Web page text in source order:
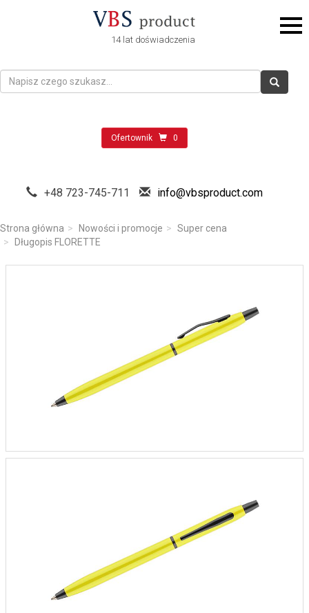
14 lat doświadczenia
Ofertownik 0
+48 723-745-711 info@vbsproduct.com
Strona główna Nowości i promocje
Super cena
Długopis FLORETTE